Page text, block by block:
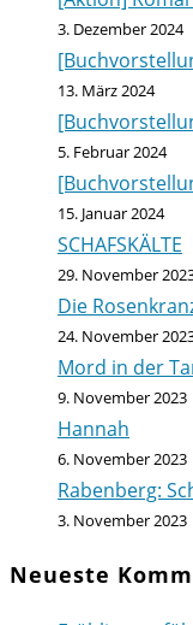
3. Dezember 2024
13. März 2024
5. Februar 2024
15. Januar 2024
SCHAFSKÄLTE
29. November
Die
24. November
Mord in der
9. November 2023
Hannah
6. November 2023
Rabenberg:
3. November 2023
Neueste